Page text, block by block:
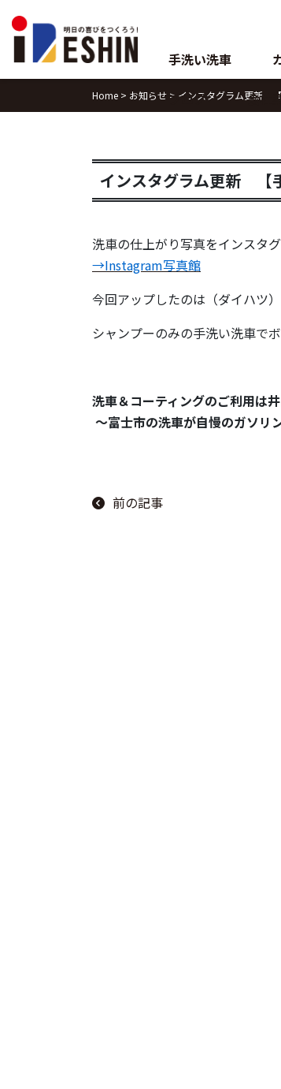
to
content
手洗い洗車
ブログ 会社
Home > お知らせ > インスタグラム更新
インスタグラム更新 【
洗車の仕上がり写真をインスタ
→Instagram写真館
今回アップしたのは（ダイハツ
シャンプーのみの手洗い洗車で
洗車＆コーティングのご利用は
～富士市の洗車が自慢のガソ
前の記事